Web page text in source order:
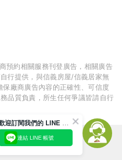
預約相關服務刊登廣告，相關廣告
行提供，與信義房屋/信義居家無
廠商廣告內容的正確性、可信度
品質負責，所生任何爭議皆請自行
歡迎訂閱我們的 LINE 官方帳號
連結 LINE 帳號